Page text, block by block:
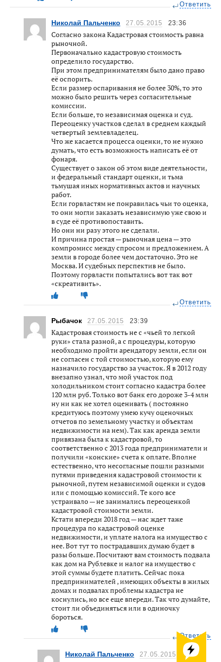
Ответить
Николай Пальченко 27.05.2015 23:36
Согласно закона Кадастровая стоимость равна
рыночной.
Первоначально кадастровую стоимость
определило государство.
При этом предпринимателям было дано право
её оспорить.
Если размер оспаривания не более 30%, то это
можно было решить через согласительные
комиссии.
Если больше, то независимая оценка и суд.
Переоценку участков сделал в среднем каждый
четвертый землевладелец.
Что же касается процесса оценки, то не нужно
думать, что есть возможность написать её от
фонаря.
Существует о закон об этом виде деятельности,
и федеральный стандарт оценки, и тьма
тьмушая иных нормативных актов и научных
работ.
Если горвластям не понравилась чьи то оценка,
то они могли заказать независимую уже свою и
в суде её противопоставить.
Но они ни разу этого не сделали.
И причина простая — рыночная цена — это
компромисс между спросом и предложением. А
земли в городе более чем достаточно. Это не
Москва. И судебных перспектив не было.
Поэтому горвласти попытались вот так вот
«скреативить».
Ответить
Рыбачок 27.05.2015 23:39
Кадастровая стоимость не с «чьей то легкой
руки» стала разной, а с процедуры, которую
необходимо пройти арендатору земли, если он
не согласен с той стоимостью, которую ему
назначило государство за участок. Я в 2012 году
внезапно узнал, что мой участок под
холодильником стоит согласно кадастра более
120 млн руб. Только вот банк его дороже 3-4 млн
ну ни как не хотел оценивать ( постоянно
кредитуюсь поэтому умею кучу оценочных
отчетов по земельному участку и объектам
недвижимости на нем). Так как аренда земли
привязана была к кадастровой, то
соответственно с 2013 года предприниматели и
получили «конские» счета к оплате. Вполне
естественно, что несогласные пошли разными
путями приведения кадастровой стоимости к
рыночной, путем независимой оценки и судов
или с помощью комиссий. Те кого все
устраивало — не занимались переоценкой
кадастровой стоимости земли.
Кстати впереди 2018 год — нас ждет таже
процедура по кадастровой оценке
недвижимости, и уплате налога на имущество с
нее. Вот тут то пострадавших думаю будет в
разы больше. Посчитают вам стоимость подвала
как дом на Рублевке и налог на имущество с
этой суммы будете платить. Сейчас пока
предпринимателей , имеющих объекты в жилых
домах и подвалах проблемы кадастра не
коснулись, но все еще впереди. Так что думайте,
стоит ли объединяться или в одиночку
бороться.
Ответить
Николай Пальченко 27.05.2015 23:58